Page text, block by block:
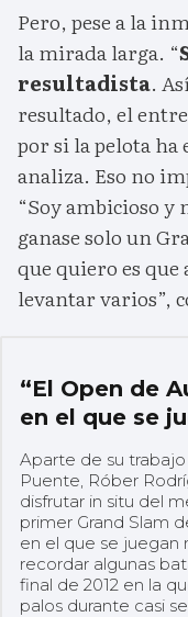
Pero, pese a la
la mirada larga. “
resultadista.
resultado, el
por si la pelota ha
analiza. Eso no
“Soy ambicioso
ganase solo un
que quiero es que
levantar varios”,
“El Open de
en el que se
Aparte de su
Puente, Róber
disfrutar in situ del
primer Grand Slam
en el que se juegan
recordar algunas
final de 2012 en la
palos durante casi